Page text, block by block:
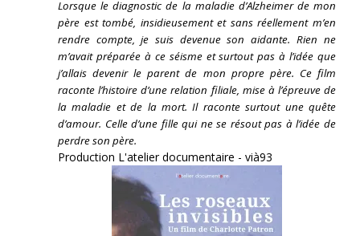
Lorsque le diagnostic de la maladie d’Alzheimer de mon
père est tombé, insidieusement et sans réellement m’en
rendre compte, je suis devenue son aidante. Rien ne
m’avait préparée à ce séisme et surtout pas à l’idée que
j’allais devenir le parent de mon propre père. Ce film
raconte l’histoire d’une relation filiale, mise à l’épreuve de
la maladie et de la mort. Il raconte surtout une quête
d’amour. Celle d’une fille qui ne se résout pas à l’idée de
perdre son père.
Production L'atelier documentaire - vià93